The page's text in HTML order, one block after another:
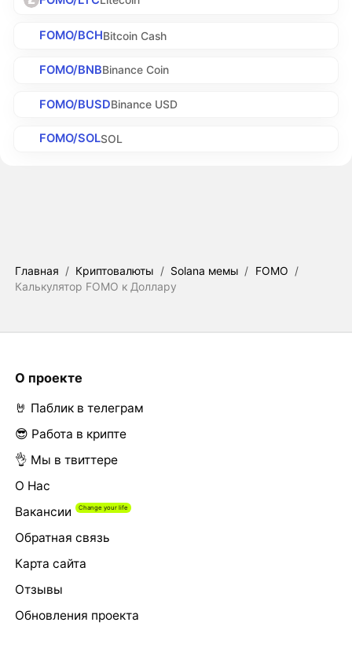
FOMO/BCHBitcoin Cash
FOMO/BNBBinance Coin
FOMO/BUSDBinance USD
FOMO/SOLSOL
Главная / Криптовалюты / Solana мемы / FOMO /
Калькулятор FOMO к Доллару
О проекте
🤘 Паблик в телеграм
😎 Работа в крипте
👌 Мы в твиттере
О Нас
Вакансии
Обратная связь
Карта сайта
Отзывы
Обновления проекта